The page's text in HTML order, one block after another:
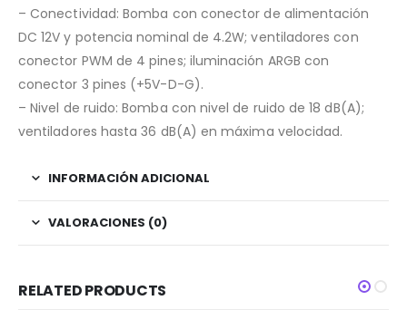
– Conectividad: Bomba con conector de alimentación
DC 12V y potencia nominal de 4.2W; ventiladores con
conector PWM de 4 pines; iluminación ARGB con
conector 3 pines (+5V-D-G).
– Nivel de ruido: Bomba con nivel de ruido de 18 dB(A);
ventiladores hasta 36 dB(A) en máxima velocidad.
INFORMACIÓN ADICIONAL
VALORACIONES (0)
RELATED PRODUCTS